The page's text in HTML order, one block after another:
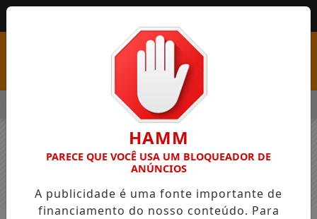
VAGAS EM SEIS FUNÇÕES E SALÁRIOS QUE CHEGAM A
HAMM
PARECE QUE VOCÊ USA UM BLOQUEADOR DE
ANÚNCIOS
A publicidade é uma fonte importante de
financiamento do nosso conteúdo. Para